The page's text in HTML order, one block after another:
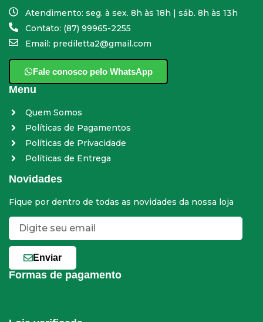
Atendimento: seg. à sex. 8h às 18h | sáb. 8h às 13h
Contato: (87) 99965-2255
Email: prediletta2@gmail.com
Fale conosco pelo WhatsApp
Menu
Quem Somos
Políticas de Pagamentos
Políticas de Privacidade
Políticas de Entrega
Novidades
Fique por dentro de todas as novidades da nossa loja
Enviar
Formas de pagamento